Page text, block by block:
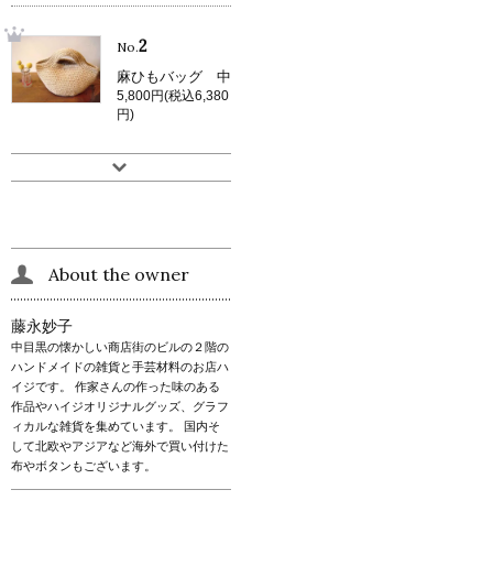
No.2
麻ひもバッグ 中
5,800円(税込6,380
円)
About the owner
藤永妙子
中目黒の懐かしい商店街のビルの２階の
ハンドメイドの雑貨と手芸材料のお店ハ
イジです。 作家さんの作った味のある
作品やハイジオリジナルグッズ、グラフ
ィカルな雑貨を集めています。 国内そ
して北欧やアジアなど海外で買い付けた
布やボタンもございます。